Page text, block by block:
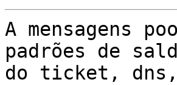
A mensagens
padrões de
do ticket,